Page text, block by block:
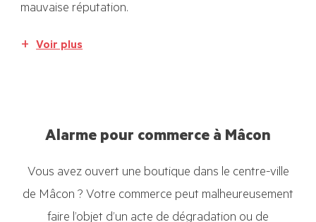
mauvaise réputation.
Voir plus
Alarme pour commerce à Mâcon
Vous avez ouvert une boutique dans le centre-ville
de Mâcon ? Votre commerce peut malheureusement
faire l’objet d’un acte de dégradation ou de